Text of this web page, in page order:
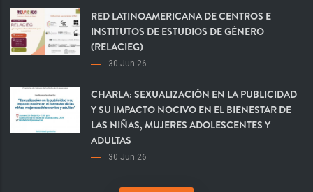
RED LATINOAMERICANA DE CENTROS E
INSTITUTOS DE ESTUDIOS DE GÉNERO
(RELACIEG)
30 Jun 26
CHARLA: SEXUALIZACIÓN EN LA PUBLICIDAD
Y SU IMPACTO NOCIVO EN EL BIENESTAR DE
LAS NIÑAS, MUJERES ADOLESCENTES Y
ADULTAS
30 Jun 26